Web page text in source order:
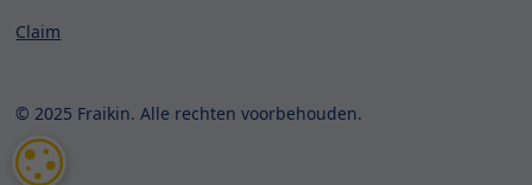
© 2025 Fraikin. Alle rechten voorbehouden.
Claim